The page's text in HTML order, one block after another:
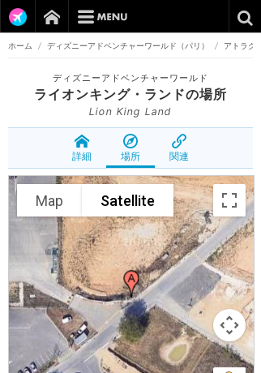
ホーム / ディズニーアドベンチャーワールド（パリ） / アトラク
ディズニーアドベンチャーワールド
ライオンキング・ランドの場所
Lion King Land
詳細 場所 関連
Map Satellite